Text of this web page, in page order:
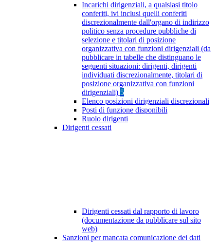
Incarichi dirigenziali, a qualsiasi titolo
conferiti, ivi inclusi quelli conferiti
discrezionalmente dall'organo di indirizzo
politico senza procedure pubbliche di
selezione e titolari di posizione
organizzativa con funzioni dirigenziali (da
pubblicare in tabelle che distinguano le
seguenti situazioni: dirigenti, dirigenti
individuati discrezionalmente, titolari di
posizione organizzativa con funzioni
dirigenziali) 5
Elenco posizioni dirigenziali discrezionali
Posti di funzione disponibili
Ruolo dirigenti
Dirigenti cessati
Dirigenti cessati dal rapporto di lavoro
(documentazione da pubblicare sul sito
web)
Sanzioni per mancata comunicazione dei dati